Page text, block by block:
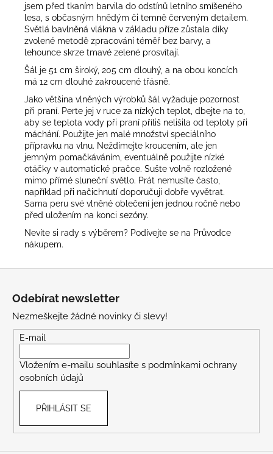
jsem před tkaním barvila do odstínů letního smíšeného
lesa, s občasným hnědým či temně červeným detailem.
Světlá bavlněná vlákna v základu příze zůstala díky
zvolené metodě zpracování téměř bez barvy, a
lehounce skrze tmavé zelené prosvítají.
Šál je 51 cm široký, 205 cm dlouhý, a na obou koncích
má 12 cm dlouhé zakroucené třásně.
Jako většina vlněných výrobků šál vyžaduje pozornost
při praní. Perte jej v ruce za nízkých teplot, dbejte na to,
aby se teplota vody při praní příliš nelišila od teploty při
máchání. Použijte jen malé množství speciálního
přípravku na vlnu. Neždímejte kroucením, ale jen
jemným pomačkáváním, eventuálně použijte nízké
otáčky v automatické pračce. Sušte volně rozložené
mimo přímé sluneční světlo. Prát nemusíte často,
například při načichnutí doporučuji dobře vyvětrat.
Sama peru své vlněné oblečení jen jednou ročně nebo
před uložením na konci sezóny.
Nevíte si rady s výběrem? Podívejte se na Průvodce
nákupem.
Odebírat newsletter
Nezmeškejte žádné novinky či slevy!
E-mail
Vložením e-mailu souhlasíte s podmínkami ochrany
osobních údajů
PŘIHLÁSIT SE